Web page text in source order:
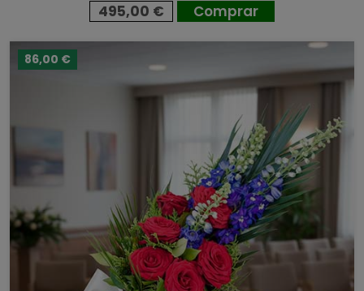
495,00 € Comprar
86,00 €